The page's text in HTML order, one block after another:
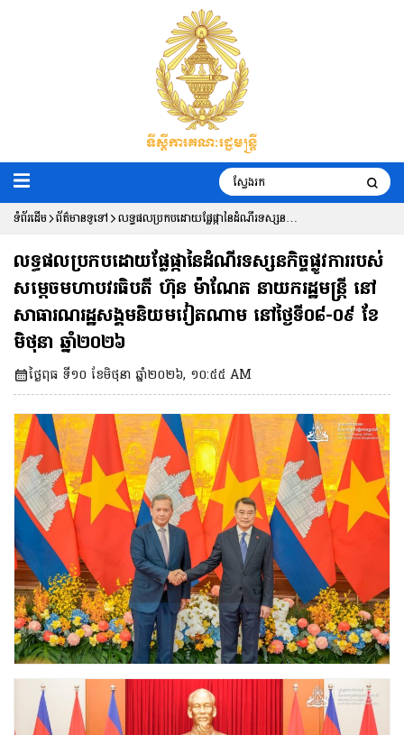
ទំព័រដើម ព័ត៌មានទូទៅ លទ្ធផលប្រកបដោយផ្លែផ្កានៃដំណីរទស្សន
កិច្ចផ្លូវការរបស់ សម្តេចមហាបវរធិបតី ហ៊ុន
ម៉ាណែត នាយករដ្ឋមន្ត្រី នៅសាធារណរដ្ឋ
សង្គមនិយមវៀតណាម នៅថ្ងៃទី០៨-០៩ ខែ
មិថុនា ឆ្នាំ២០២៦
លទ្ធផលប្រកបដោយផ្លែផ្កានៃដំណីរទស្សនកិច្ចផ្លូវការរបស់
សម្តេចមហាបវរធិបតី ហ៊ុន ម៉ាណែត នាយករដ្ឋមន្ត្រី នៅ
សាធារណរដ្ឋសង្គមនិយមវៀតណាម នៅថ្ងៃទី០៨-០៩ ខែ
មិថុនា ឆ្នាំ២០២៦
ថ្ងៃពុធ ទី១០ ខែមិថុនា ឆ្នាំ២០២៦, ១០:៥៥ AM